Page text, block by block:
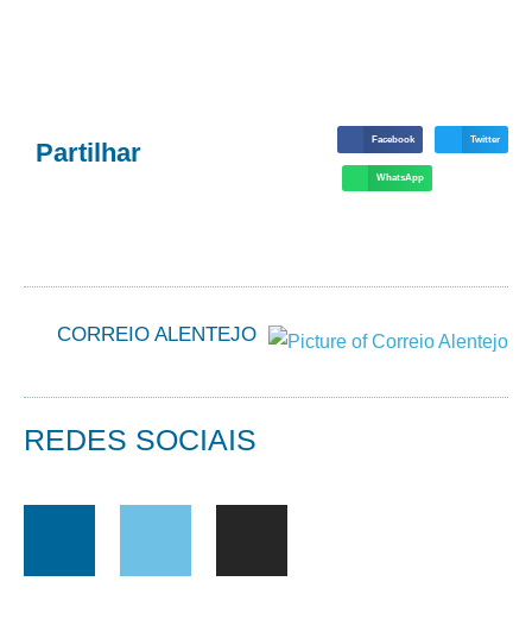
Partilhar Facebook Twitter
WhatsApp
CORREIO ALENTEJO
REDES SOCIAIS